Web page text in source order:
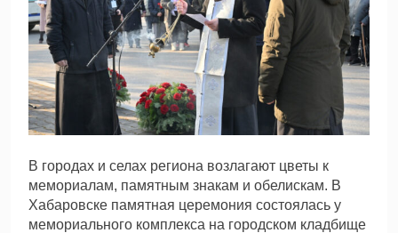
В городах и селах региона возлагают цветы к
мемориалам, памятным знакам и обелискам. В
Хабаровске памятная церемония состоялась у
мемориального комплекса на городском кладбище